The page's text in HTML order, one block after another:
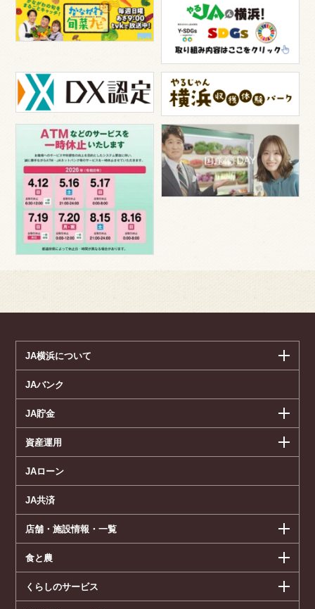
JA横浜について
JAバンク
JA貯金
資産運用
JAローン
JA共済
店舗・施設情報・一覧
食と農
くらしのサービス